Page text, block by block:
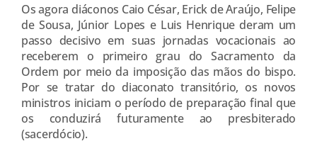
Os agora diáconos Caio César, Erick de Araújo, Felipe
de Sousa, Júnior Lopes e Luis Henrique deram um
passo decisivo em suas jornadas vocacionais ao
receberem o primeiro grau do Sacramento da
Ordem por meio da imposição das mãos do bispo.
Por se tratar do diaconato transitório, os novos
ministros iniciam o período de preparação final que
os conduzirá futuramente ao presbiterado
(sacerdócio).